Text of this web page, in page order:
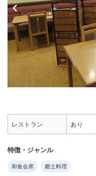
レストラン あり
特徴・ジャンル
和食会席 郷土料理